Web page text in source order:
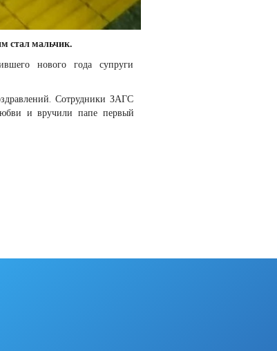
стал мальчик.
нового года супруги
Сотрудники ЗАГС
и вручили папе первый